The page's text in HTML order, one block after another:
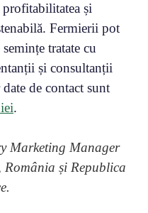
și
Fermierii pot
tratate cu
și consultanții
de contact sunt
.
Marketing Manager
România și Republica